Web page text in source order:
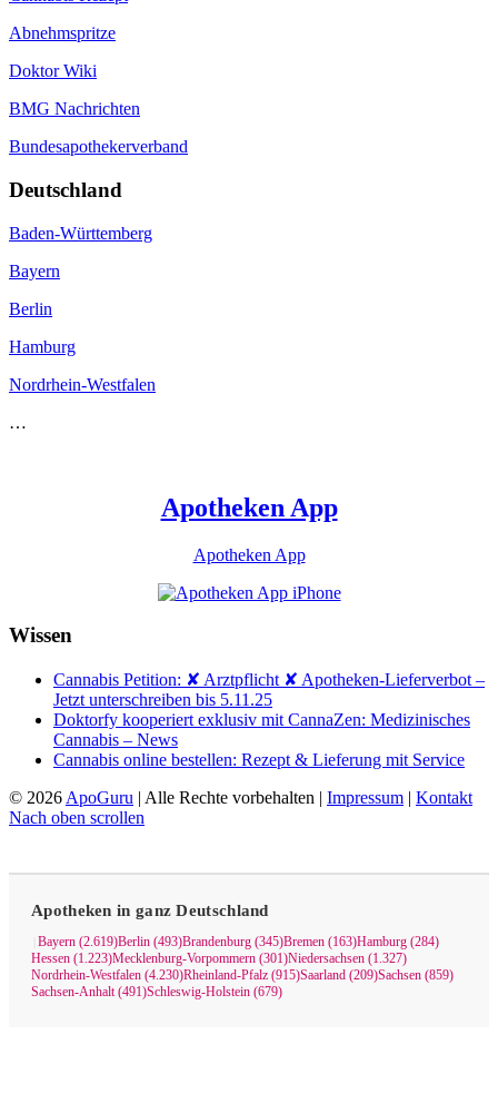
Abnehmspritze
Doktor Wiki
BMG Nachrichten
Bundesapothekerverband
Deutschland
Baden-Württemberg
Bayern
Berlin
Hamburg
Nordrhein-Westfalen
…
Apotheken App
Apotheken App
Wissen
Cannabis Petition: ✘ Arztpflicht ✘ Apotheken-Lieferverbot –
Jetzt unterschreiben bis 5.11.25
Doktorfy kooperiert exklusiv mit CannaZen: Medizinisches
Cannabis – News
Cannabis online bestellen: Rezept & Lieferung mit Service
© 2026 ApoGuru | Alle Rechte vorbehalten | Impressum | Kontakt
Nach oben scrollen
Apotheken in ganz Deutschland
Bayern (2.619)Berlin (493)Brandenburg (345)Bremen (163)Hamburg (284)
Hessen (1.223)Mecklenburg-Vorpommern (301)Niedersachsen (1.327)
Nordrhein-Westfalen (4.230)Rheinland-Pfalz (915)Saarland (209)Sachsen (859)
Sachsen-Anhalt (491)Schleswig-Holstein (679)